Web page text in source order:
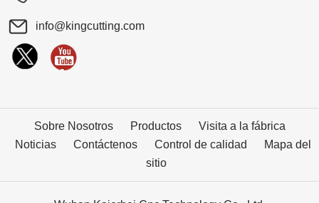
info@kingcutting.com
Sobre Nosotros Productos
Visita a la fábrica
Noticias
Contáctenos Control de calidad
Mapa del
sitio